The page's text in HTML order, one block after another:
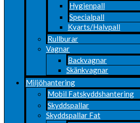
Hygienpall
Specialpall
Kvarts/Halvpall
Rullburar
Vagnar
Backvagnar
Skänkvagnar
Miljöhantering
Mobil Fatskyddshantering
Skyddspallar
Skyddspallar Fat